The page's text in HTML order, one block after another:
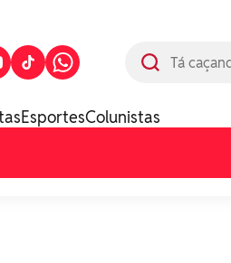
EsportesColunistas